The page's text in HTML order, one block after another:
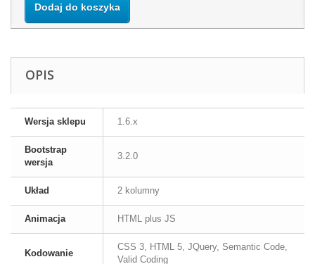
Dodaj do koszyka
OPIS
Wersja sklepu 1.6.x
Bootstrap
wersja
3.2.0
Układ 2 kolumny
Animacja HTML plus JS
Kodowanie
CSS 3, HTML 5, JQuery, Semantic Code,
Valid Coding